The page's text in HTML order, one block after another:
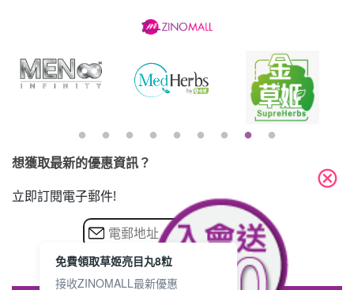
想獲取最新的優惠資訊？
立即訂閱電子郵件!
cancel
免費領取草姬亮目丸8粒
接收ZINOMALL最新優惠